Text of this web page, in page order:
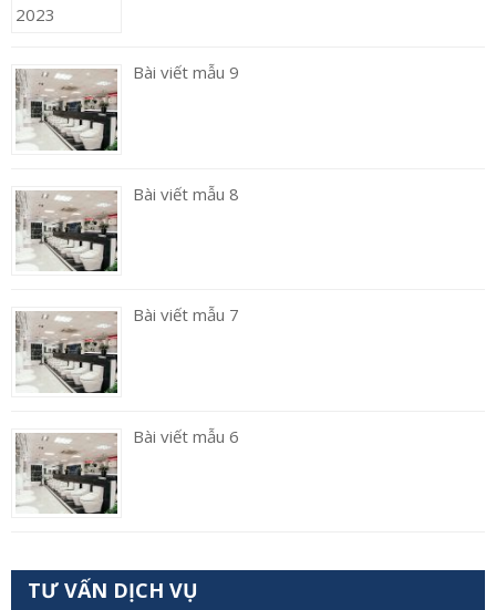
Bài viết mẫu 9
Bài viết mẫu 8
Bài viết mẫu 7
Bài viết mẫu 6
TƯ VẤN DỊCH VỤ